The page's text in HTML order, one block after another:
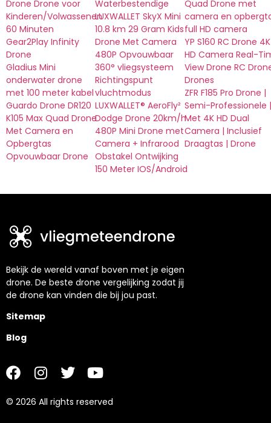
Drone Drone voor
Kinderen/Volwassenen
60 Minuten
Gear2Play Infinity
Drone
Gladius Mini
onderwater drone
met 100 meter kabel
Guardo Drone DR120
K105 Max Quad Drone
Met Camera en
Opbergtas
Opvouwbaar Drone
Waterbestendige
LUXWALLET SkyX Mini
10.8 km 29 Gram Kids
Drone Met Camera
480P Opvouwbaar
360° vliegsysteem
Richtingspunt
vluchtmodus
LUXWALLET® AeroFly²
Dodge Drone 20km/h
480P Mini Drone met
Camera + Infrarood
Obstakel Ontwijking
150 Meter IOS/Android
Quad Drone met
camera en
full HD camera
YP S160 RC Drone 4K
HD Camera Real-
View Drone RC
Drones
ZFR F185 Pro Drone |
Semi-Professionele |
Met 4K HD Dual
Camera | Inclusief
Draagtas | Drone
Bekijk de wereld vanaf boven met je eigen
drone. De beste drone vergelijking zodat jij
de drone kan vinden die bij jou past.
Sitemap
Blog
© 2026 All rights reserved